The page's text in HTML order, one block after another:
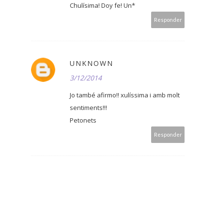
Chulísima! Doy fe! Un*
Responder
UNKNOWN
3/12/2014
Jo també afirmo!! xulíssima i amb molt
sentiments!!!
Petonets
Responder